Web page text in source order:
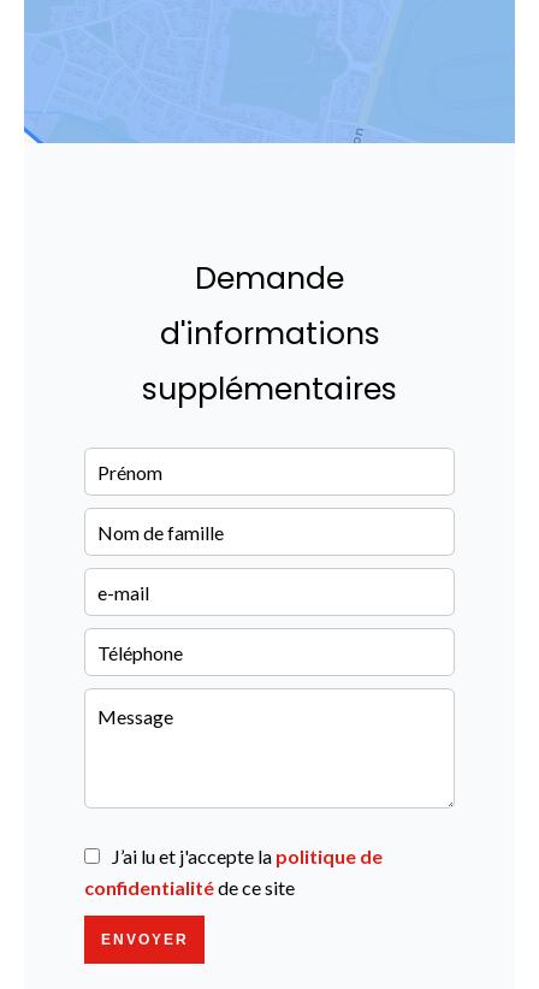
Demande
d'informations
supplémentaires
J’ai lu et j'accepte la politique de
confidentialitéde ce site
ENVOYER